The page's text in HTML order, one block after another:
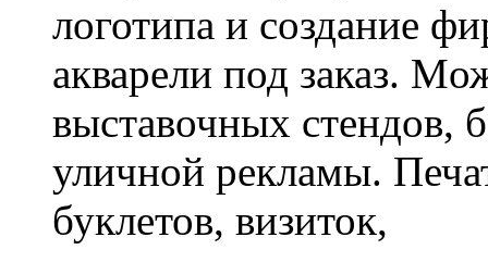
логотипа и создание
акварели под заказ.
выставочных стендов,
уличной рекламы.
буклетов, визиток,